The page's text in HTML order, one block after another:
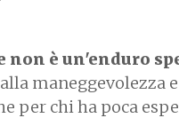
non è un'enduro
maneggevolezza
per chi ha poca